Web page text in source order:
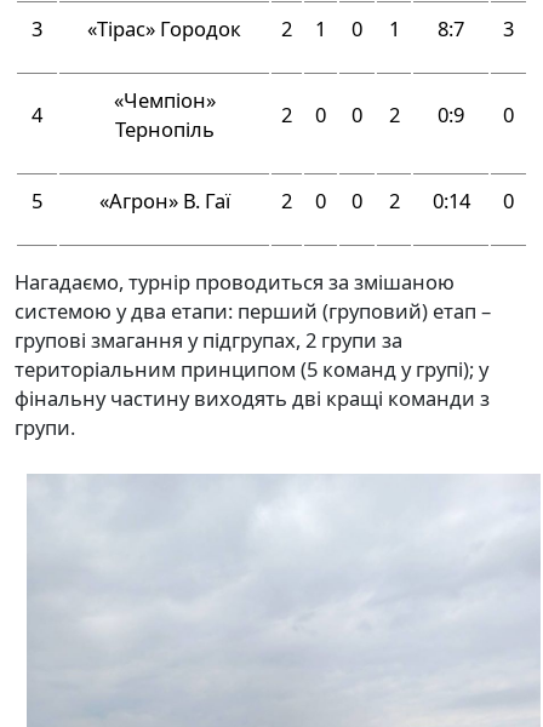
3 «Тірас» Городок 2 1 0 1 8:7 3
4
«Чемпіон»
Тернопіль
2 0 0 2 0:9 0
5 «Агрон» В. Гаї 2 0 0 2 0:14 0
Нагадаємо, турнір проводиться за змішаною
системою у два етапи: перший (груповий) етап –
групові змагання у підгрупах, 2 групи за
територіальним принципом (5 команд у групі); у
фінальну частину виходять дві кращі команди з
групи.